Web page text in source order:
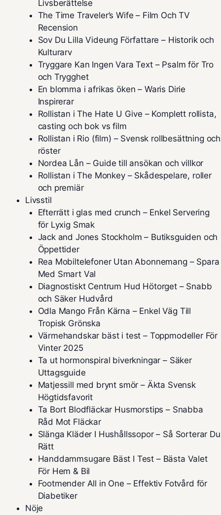
Livsberättelse
The Time Traveler’s Wife – Film Och TV
Recension
Sov Du Lilla Videung Författare – Historik och
Kulturarv
Tryggare Kan Ingen Vara Text – Psalm för Tro
och Trygghet
En blomma i afrikas öken – Waris Dirie
Inspirerar
Rollistan i The Hate U Give – Komplett rollista,
casting och bok vs film
Rollistan i Rio (film) – Svensk rollbesättning och
röster
Nordea Lån – Guide till ansökan och villkor
Rollistan i The Monkey – Skådespelare, roller
och premiär
Livsstil
Efterrätt i glas med crunch – Enkel Servering
för Lyxig Smak
Jack and Jones Stockholm – Butiksguiden och
Öppettider
Rea Mobiltelefoner Utan Abonnemang – Spara
Med Smart Val
Diagnostiskt Centrum Hud Hötorget – Snabb
och Säker Hudvård
Odla Mango Från Kärna – Enkel Väg Till
Tropisk Grönska
Värmehandskar bäst i test – Toppmodeller För
Vinter 2025
Ta ut hormonspiral biverkningar – Säker
Uttagsguide
Matjessill med brynt smör – Äkta Svensk
Högtidsfavorit
Ta Bort Blodfläckar Husmorstips – Snabba
Råd Mot Fläckar
Slänga Kläder I Hushållssopor – Så Sorterar Du
Rätt
Handdammsugare Bäst I Test – Bästa Valet
För Hem & Bil
Footmender All in One – Effektiv Fotvård för
Diabetiker
Nöje